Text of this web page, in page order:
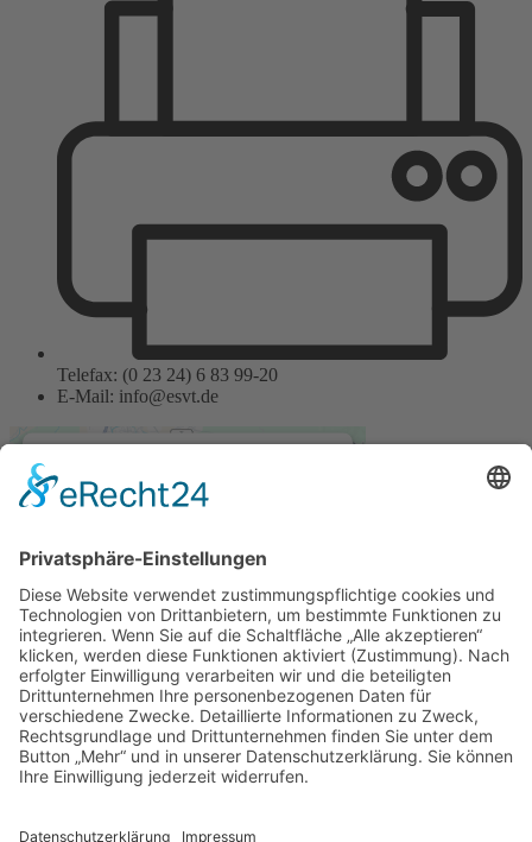
Telefax: (0 23 24) 6 83 99-20
E-Mail: info@esvt.de
Zustimmung, um den
laden!
Wir verwenden einen Service eines
Drittanbieters, um Karteninhalte
einzubetten. Dieser Service kann
Daten zu Ihren Aktivitäten
sammeln. Bitte lesen Sie die Details
durch und stimmen Sie der
Nutzung des Service zu, um diese
Karte anzuzeigen.
© 2023 ESVT Edelstahl- und Stahl-Verbindungstechnik GmbH |